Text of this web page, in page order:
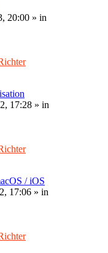
20:00 » in
17:28 » in
/ iOS
17:06 » in